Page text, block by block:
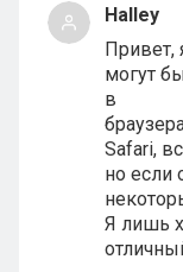
Halley
Привет,
могут
в
Safari,
но если
Я лишь